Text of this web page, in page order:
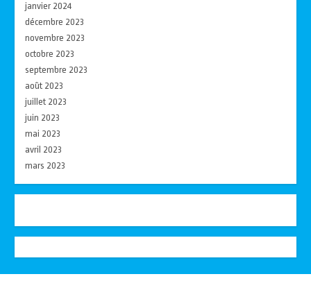
janvier 2024
décembre 2023
novembre 2023
octobre 2023
septembre 2023
août 2023
juillet 2023
juin 2023
mai 2023
avril 2023
mars 2023